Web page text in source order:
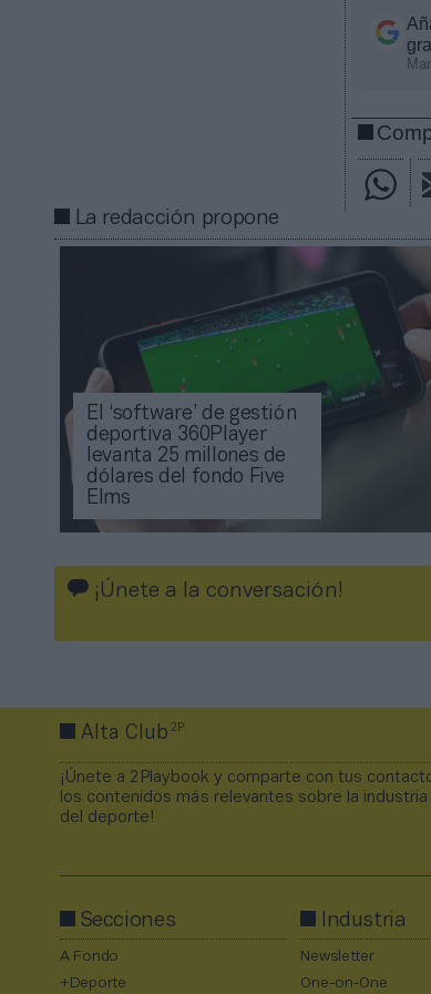
La redacción propone
El ‘software’ de gestión
deportiva 360Player
levanta 25 millones de
dólares del fondo Five
Elms
¡Únete a la conversación!
Alta Club2P
¡Únete a 2Playbook y comparte con tus
los contenidos más relevantes sobre la industria
del deporte!
Secciones
A Fondo
+Deporte
Industria
Newsletter
One-on-One